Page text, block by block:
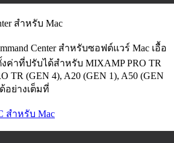
สำหรับ Mac
Center สำหรับซอฟต์แวร์ Mac เอื้อ
าที่ปรับได้สำหรับ MIXAMP PRO TR
TR (GEN 4), A20 (GEN 1), A50 (GEN
อย่างเต็มที่
สำหรับ Mac